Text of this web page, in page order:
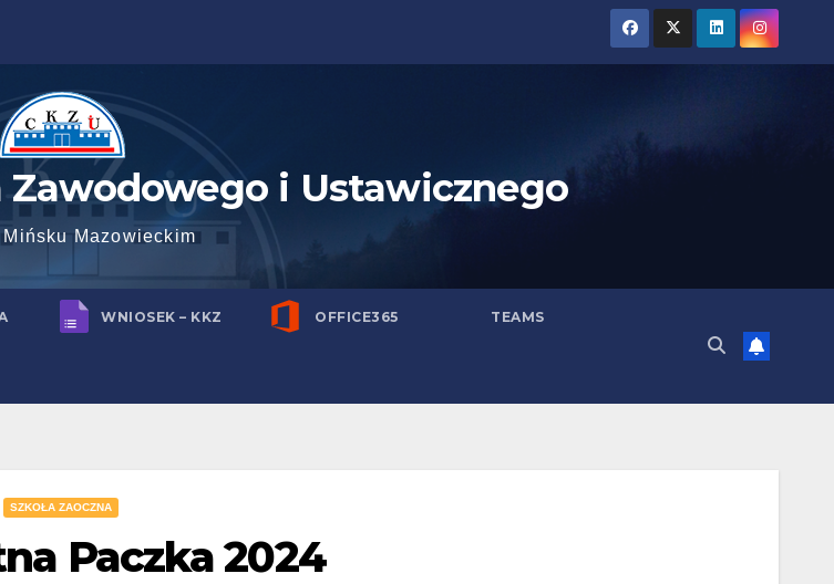
Zawodowego i Ustawicznego
Mińsku Mazowieckim
WNIOSEK – KKZ OFFICE365 TEAMS
SZKOŁA ZAOCZNA
Paczka 2024